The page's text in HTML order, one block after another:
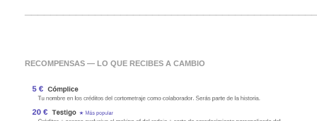
RECOMPENSAS — LO QUE RECIBES A CAMBIO